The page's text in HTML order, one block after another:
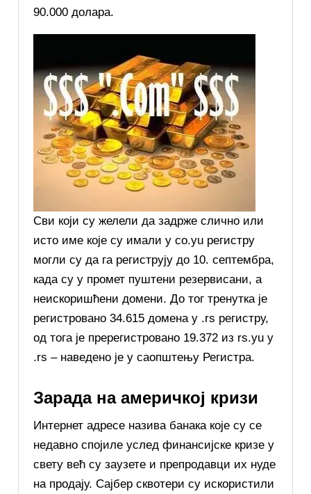
90.000 долара.
Сви који су желели да задрже слично или
исто име које су имали у co.yu регистру
могли су да га региструју до 10. септембра,
када су у промет пуштени резервисани, а
неискоришћени домени. До тог тренутка је
регистровано 34.615 домена у .rs регистру,
од тога је пререгистровано 19.372 из rs.yu у
.rs – наведено је у саопштењу Регистра.
Зарада на америчкој кризи
Интернет адресе назива банака које су се
недавно спојиле услед финансијске кризе у
свету већ су заузете и препродавци их нуде
на продају. Сајбер сквотери су искористили